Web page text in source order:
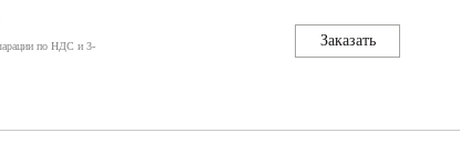
по НДС и 3-
Заказать